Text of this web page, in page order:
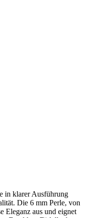
in klarer Ausführung
Die 6 mm Perle, von
Eleganz aus und eignet